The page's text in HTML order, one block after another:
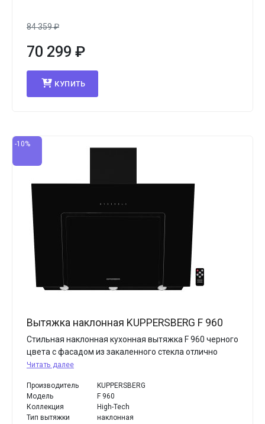
84 359₽
70 299 ₽
КУПИТЬ
-10%
Вытяжка наклонная KUPPERSBERG F 960
Стильная наклонная кухонная вытяжка F 960 черного
цвета с фасадом из закаленного стекла отлично
Читать далее
Производитель
KUPPERSBERG
Модель
F 960
Коллекция
High-Tech
Тип вытяжки
наклонная